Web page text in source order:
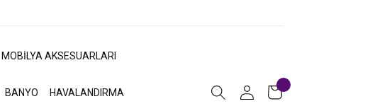
MOBİLYA AKSESUARLARI
BANYO HAVALANDIRMA